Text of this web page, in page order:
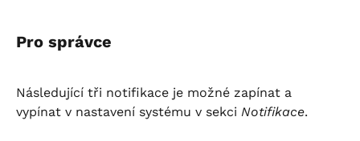
Pro správce
Následující tři notifikace je možné zapínat a
vypínat v nastavení systému v sekci Notifikace.